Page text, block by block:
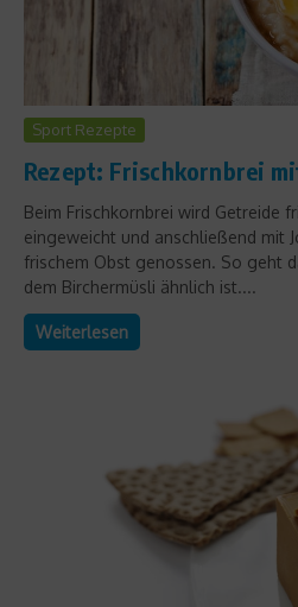
Sport Rezepte
Rezept: Frischkornbrei
Beim Frischkornbrei wird Getreide
eingeweicht und anschließend mit
frischem Obst genossen. So geht
dem Birchermüsli ähnlich ist....
Weiterlesen